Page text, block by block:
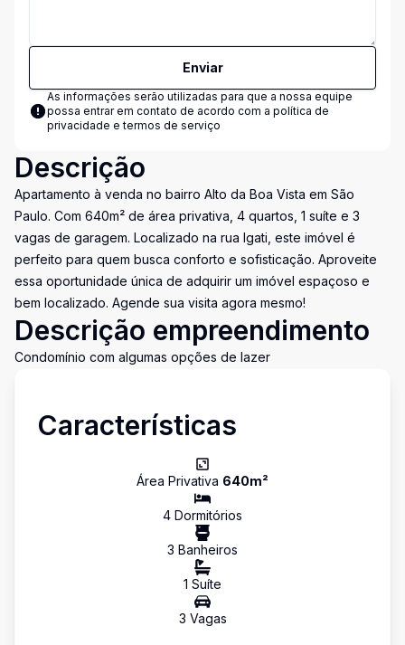
Enviar
As informações serão utilizadas para que a nossa equipe
possa entrar em contato de acordo com a política de
privacidade e termos de serviço
Descrição
Apartamento à venda no bairro Alto da Boa Vista em São
Paulo. Com 640m² de área privativa, 4 quartos, 1 suíte e 3
vagas de garagem. Localizado na rua Igati, este imóvel é
perfeito para quem busca conforto e sofisticação. Aproveite
essa oportunidade única de adquirir um imóvel espaçoso e
bem localizado. Agende sua visita agora mesmo!
Descrição empreendimento
Condomínio com algumas opções de lazer
Características
Área Privativa 640m²
4 Dormitórios
3 Banheiros
1 Suíte
3 Vagas